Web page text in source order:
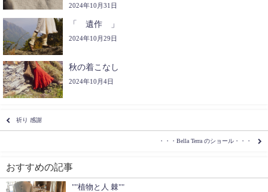
2024年10月31日
「 遺作 」⁡⁡
2024年10月29日
秋の着こなし
2024年10月4日
祈り 感謝
・・・Bella Terra のショール・・・
おすすめの記事
""植物と人 棘""